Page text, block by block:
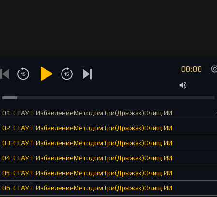
00:00
01-СТАУТ-ИзбавлениеМетодомТри(Дрыжак)Очищ ИИ
02-СТАУТ-ИзбавлениеМетодомТри(Дрыжак)Очищ ИИ
03-СТАУТ-ИзбавлениеМетодомТри(Дрыжак)Очищ ИИ
04-СТАУТ-ИзбавлениеМетодомТри(Дрыжак)Очищ ИИ
05-СТАУТ-ИзбавлениеМетодомТри(Дрыжак)Очищ ИИ
06-СТАУТ-ИзбавлениеМетодомТри(Дрыжак)Очищ ИИ